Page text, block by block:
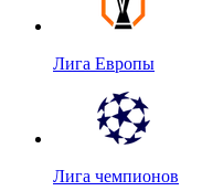
Лига Европы
Лига чемпионов